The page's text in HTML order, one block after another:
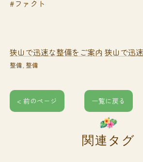
#ファクト
狭山で迅速な整備をご案内 狭山で迅
整備 整備
< 前のページ 一覧に戻る
関連タグ